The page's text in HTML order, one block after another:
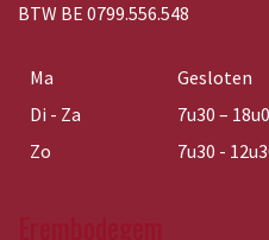
BTW BE 0799.556.548
Ma
Gesloten
Di - Za
7u30 –
Zo
7u30 -